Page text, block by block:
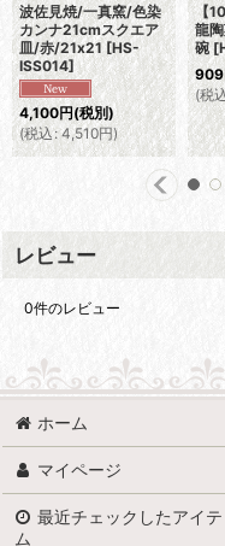
【10色】波佐見焼/一
龍陶苑/Shinogi - 仙茶
碗 [HS-IR-001 ]
909円(税別)
(税込: 1,000円)
レビュー
0件のレビュー
ホーム
マイページ
最近チェックしたアイテ
ム